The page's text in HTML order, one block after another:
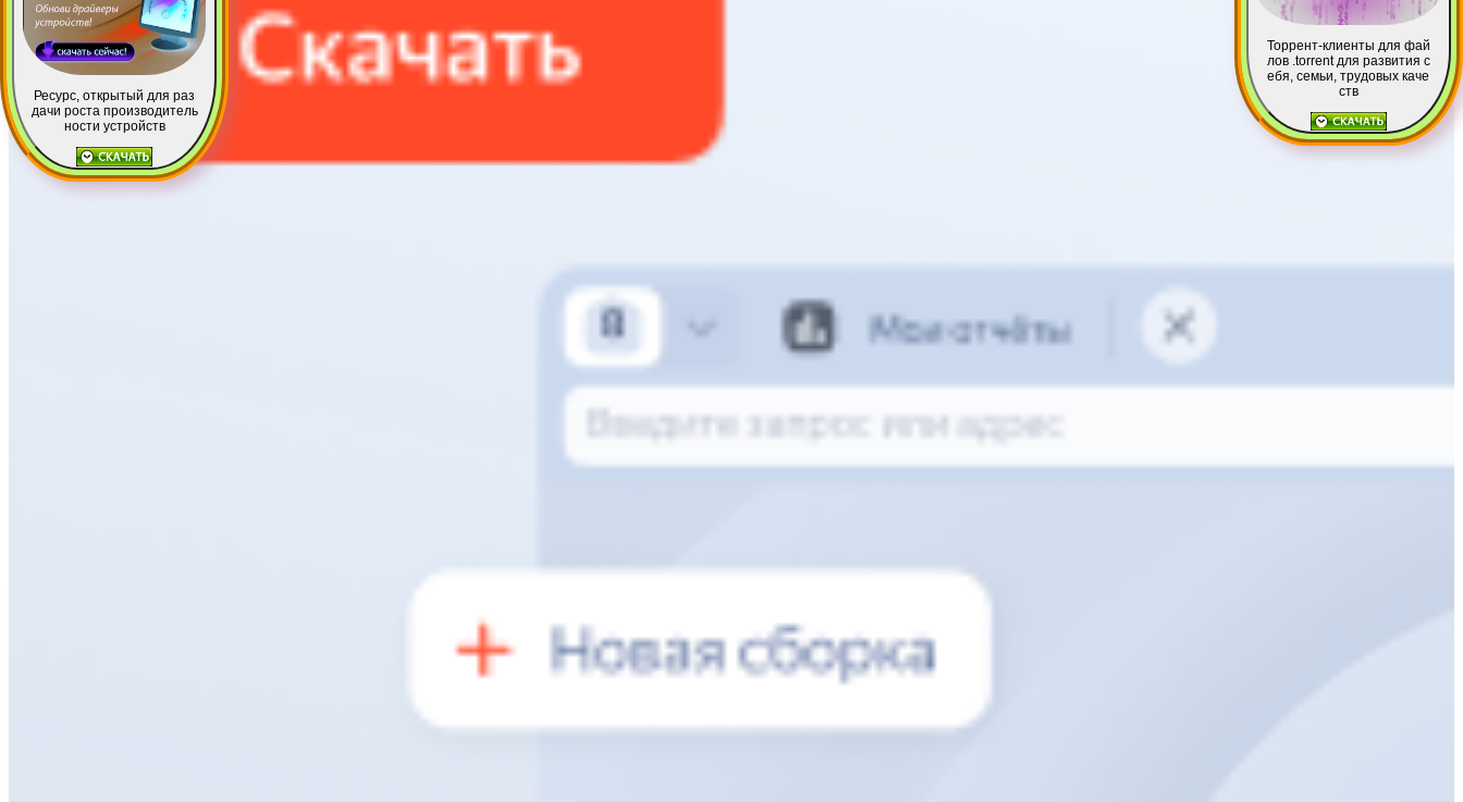
Торрент-клиенты для фай
лов .torrent для развития с
ебя, семьи, трудовых каче
ств
Ресурс, открытый для раз
дачи роста производитель
ности устройств